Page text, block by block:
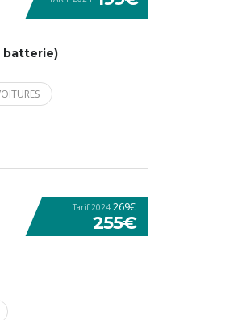
batterie)
Tarif 2024 269€
255€